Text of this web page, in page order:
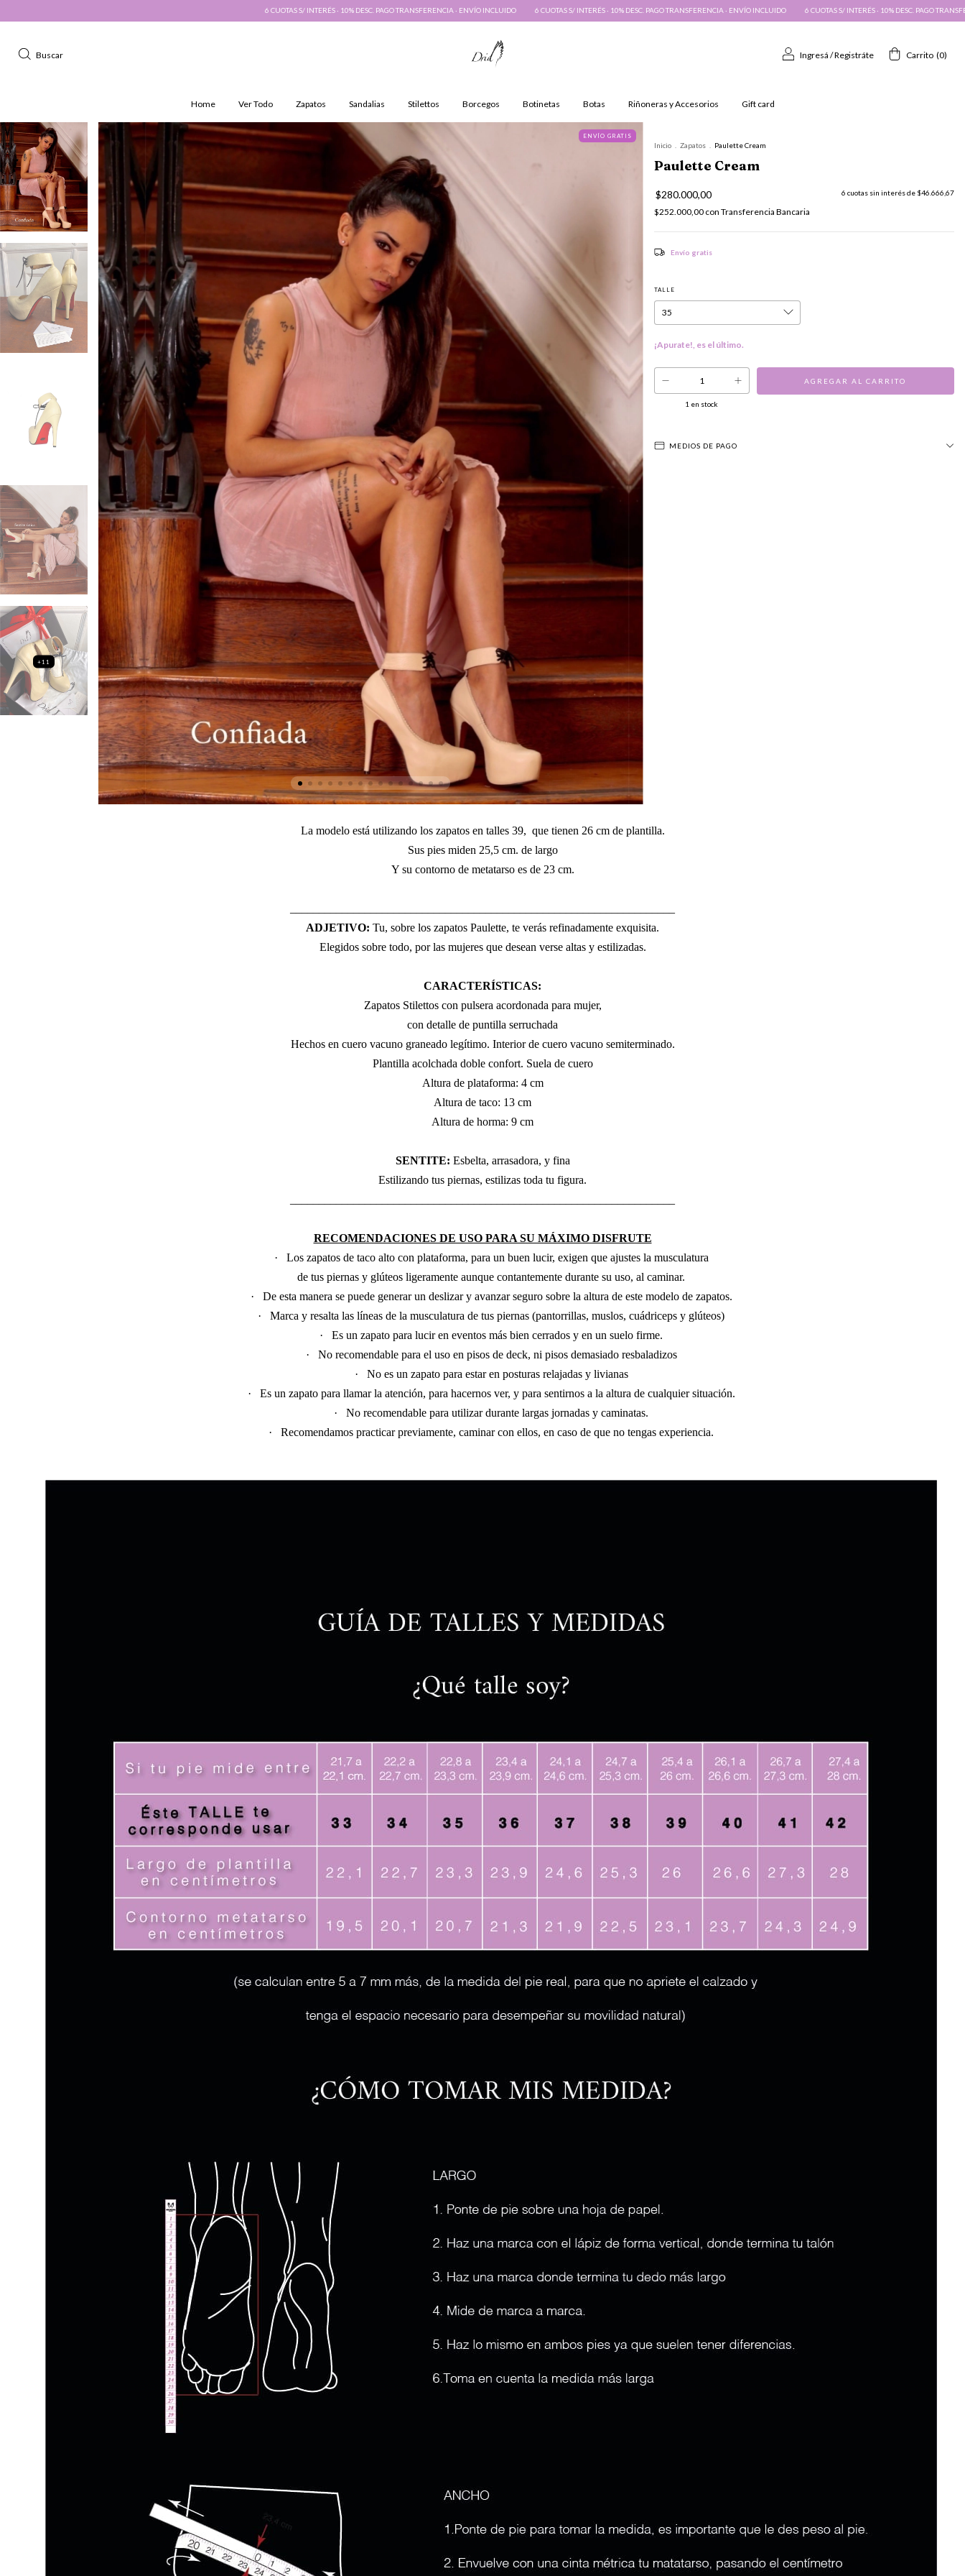
6 CUOTAS S/ INTERÉS · 10% DESC. PAGO TRANSFERENCIA · ENVÍO INCLUIDO 6 CUOTAS S/ INTERÉS · 10% DESC. PAGO TRANSFERENCIA · ENVÍO INCLUIDO 6 CUOTAS S/ INTERÉS · 10% DESC. PAGO TRANSFERENCIA · ENVÍO INCLUIDO
Buscar Ingresá /Registráte Carrito (0)
Home Ver Todo Zapatos Sandalias Stilettos Borcegos Botinetas Botas Riñoneras y Accesorios Gift card
+11
ENVÍO GRATIS
Inicio Zapatos Paulette Cream
Paulette Cream
$280.000,00 6 cuotas sin interés de $46.666,67
$252.000,00 con Transferencia Bancaria
Envío gratis
TALLE
¡Apurate!, es el último.
1 en stock
MEDIOS DE PAGO
La modelo está utilizando los zapatos en talles 39, que tienen 26 cm de plantilla.
Sus pies miden 25,5 cm. de largo
Y su contorno de metatarso es de 23 cm.
ADJETIVO: Tu, sobre los zapatos Paulette, te verás refinadamente exquisita.
Elegidos sobre todo, por las mujeres que desean verse altas y estilizadas.
CARACTERÍSTICAS:
Zapatos Stilettos con pulsera acordonada para mujer,
con detalle de puntilla serruchada
Hechos en cuero vacuno graneado legítimo. Interior de cuero vacuno semiterminado.
Plantilla acolchada doble confort. Suela de cuero
Altura de plataforma: 4 cm
Altura de taco: 13 cm
Altura de horma: 9 cm
SENTITE: Esbelta, arrasadora, y fina
Estilizando tus piernas, estilizas toda tu figura.
RECOMENDACIONES DE USO PARA SU MÁXIMO DISFRUTE
·
Los zapatos de taco alto con plataforma, para un buen lucir, exigen que ajustes la musculatura
de tus piernas y glúteos ligeramente aunque contantemente durante su uso, al caminar.
·
De esta manera se puede generar un deslizar y avanzar seguro sobre la altura de este modelo de zapatos.
·
Marca y resalta las líneas de la musculatura de tus piernas (pantorrillas, muslos, cuádriceps y glúteos)
·
Es un zapato para lucir en eventos más bien cerrados y en un suelo firme.
·
No recomendable para el uso en pisos de deck, ni pisos demasiado resbaladizos
·
No es un zapato para estar en posturas relajadas y livianas
·
Es un zapato para llamar la atención, para hacernos ver, y para sentirnos a la altura de cualquier situación.
·
No recomendable para utilizar durante largas jornadas y caminatas.
·
Recomendamos practicar previamente, caminar con ellos, en caso de que no tengas experiencia.